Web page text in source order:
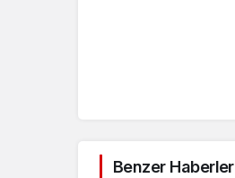
Benzer Haberler